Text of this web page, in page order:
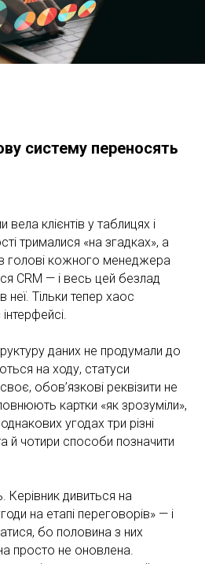
систему переносять
вела клієнтів у таблицях і
трималися «на згадках», а
в голові кожного менеджера
CRM — і весь цей безлад
Тільки тепер хаос
даних не продумали до
на ходу, статуси
обов’язкові реквізити не
картки «як зрозуміли»,
угодах три різні
й чотири способи позначити
Керівник дивиться на
на етапі переговорів» — і
бо половина з них
просто не оновлена.